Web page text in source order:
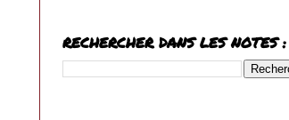
RECHERCHER DANS LES NOTES :